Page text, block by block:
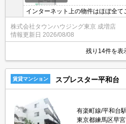
インターネット上の物件はほぼ全て
します。お気軽にお問合せくださ
バー1のタウンハウジングまで。
株式会社タウンハウジング東京 成増店
情報更新日 2026/08/08
残り14件を表
賃貸マンション スプレスター平和台
有楽町線/平和台
東京都練馬区早宮